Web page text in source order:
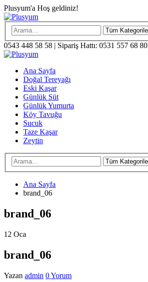
Plusyum'a Hoş geldiniz!
0543 448 58 58 | Sipariş Hattı: 0531 557 68 80
Ana Sayfa
Doğal Tereyağı
Eski Kaşar
Günlük Süt
Günlük Yumurta
Köy Tavuğu
Sucuk
Taze Kaşar
Zeytin
Ana Sayfa
brand_06
brand_06
12 Oca
brand_06
Yazan admin 0 Yorum